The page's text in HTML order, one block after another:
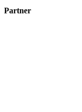
Partner